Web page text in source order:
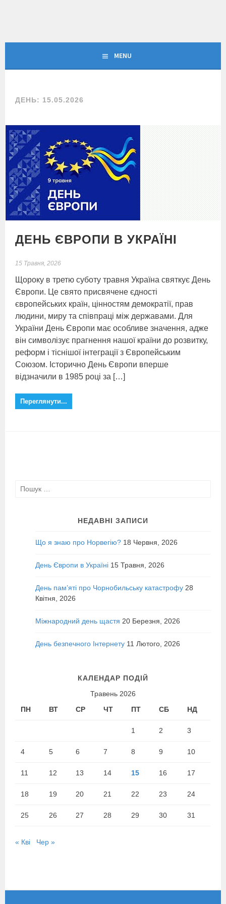
MENU
ДЕНЬ: 15.05.2026
ДЕНЬ ЄВРОПИ В УКРАЇНІ
15 Травня, 2026
Щороку в третю суботу травня Україна святкує День
Європи. Це свято присвячене єдності
європейських країн, цінностям демократії, прав
людини, миру та співпраці між державами. Для
України День Європи має особливе значення, адже
він символізує прагнення нашої країни до розвитку,
реформ і тіснішої інтеграції з Європейським
Союзом. Історично День Європи вперше
відзначили в 1985 році за […]
Переглянути...
Пошук:
НЕДАВНІ ЗАПИСИ
Що я знаю про Норвегію? 18 Червня, 2026
День Європи в Україні 15 Травня, 2026
День пам’яті про Чорнобильську катастрофу 28
Квітня, 2026
Міжнародний день щастя 20 Березня, 2026
День безпечного Інтернету 11 Лютого, 2026
КАЛЕНДАР ПОДІЙ
Травень 2026
ПН
ВТ СР ЧТ ПТ СБ НД
1 2 3
4 5 6 7 8 9 10
11 12 13 14 15 16 17
18 19 20 21 22 23 24
25 26 27 28 29 30 31
« Кві Чер »